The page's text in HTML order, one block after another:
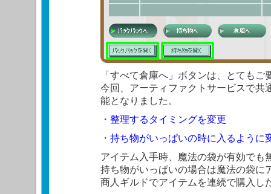
「すべて倉庫へ」ボタンは、とても
今回、アーティファクトサービスで共
能となりました。
・ 整理するタイミングを変更
・ 持ち物がいっぱいの時に入るように
アイテム入手時、魔法の袋が有効でも
持ち物がいっぱいの場合は魔法の袋に
商人ギルドでアイテムを連続で購入し